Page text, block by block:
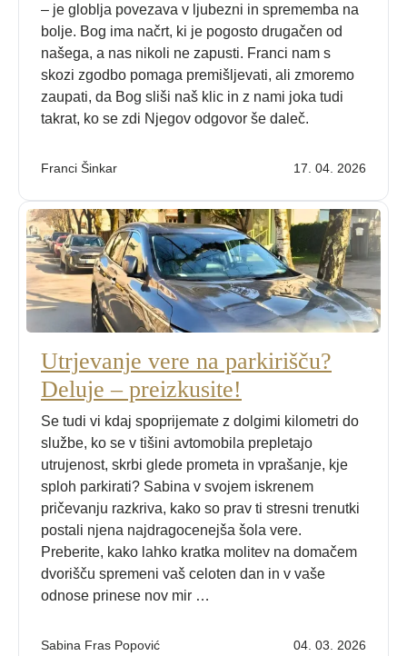
– je globlja povezava v ljubezni in sprememba na
bolje. Bog ima načrt, ki je pogosto drugačen od
našega, a nas nikoli ne zapusti. Franci nam s
skozi zgodbo pomaga premišljevati, ali zmoremo
zaupati, da Bog sliši naš klic in z nami joka tudi
takrat, ko se zdi Njegov odgovor še daleč.
Franci Šinkar 17. 04. 2026
Utrjevanje vere na parkirišču?
Deluje – preizkusite!
Se tudi vi kdaj spoprijemate z dolgimi kilometri do
službe, ko se v tišini avtomobila prepletajo
utrujenost, skrbi glede prometa in vprašanje, kje
sploh parkirati? Sabina v svojem iskrenem
pričevanju razkriva, kako so prav ti stresni trenutki
postali njena najdragocenejša šola vere.
Preberite, kako lahko kratka molitev na domačem
dvorišču spremeni vaš celoten dan in v vaše
odnose prinese nov mir …
Sabina Fras Popović 04. 03. 2026